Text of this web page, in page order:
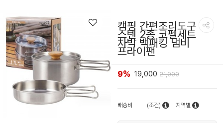
캠핑 간편조리도구
스텐 2종 코펠세트
차박 백패킹 냄비
프라이팬
9% 19,000 21,000
배송비 (조건) 지역별